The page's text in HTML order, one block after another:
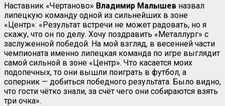
Наставник «Чертаново» Владимир Малышев назвал
липецкую команду одной из сильнейших в зоне
«Центр»: «Результат встречи не может радовать, но я
скажу, что он по делу. Хочу поздравить «Металлург» с
заслуженной победой. На мой взгляд, в весенней части
чемпионата именно липецкая команда по игре выглядит
самой сильной в зоне «Центр». Что касается моих
подопечных, то они вышли поиграть в футбол, а
соперник — добиться победного результата. Было видно,
что гости чётко знали, за счёт чего они собираются взять
три очка».